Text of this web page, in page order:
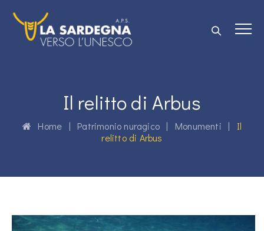
Il relitto di Arbus
Home | Patrimonio nuragico | Monumenti | Il
relitto di Arbus